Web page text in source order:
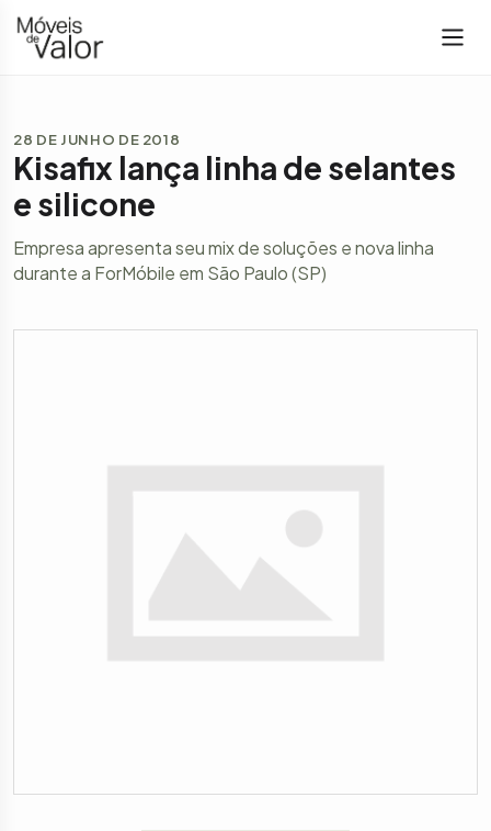
28 DE JUNHO DE 2018
Kisafix lança linha de selantes
e silicone
Empresa apresenta seu mix de soluções e nova linha
durante a ForMóbile em São Paulo (SP)